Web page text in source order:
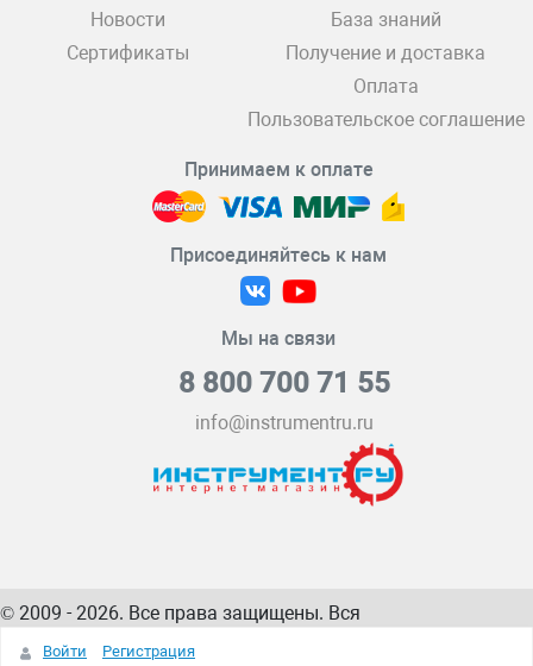
Новости
Сертификаты
База знаний
Получение и доставка
Оплата
Пользовательское соглашение
Принимаем к оплате
Присоединяйтесь к нам
Мы на связи
8 800 700 71 55
info@instrumentru.ru
© 2009 - 2026. Все права защищены. Вся
информация на сайте – собственность
Войти Регистрация